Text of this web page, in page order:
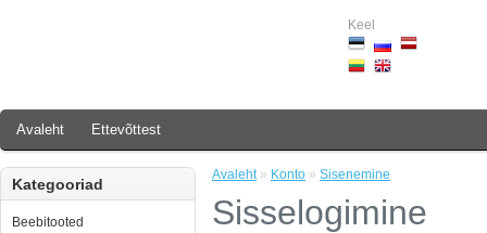
Keel
Avaleht Ettevõttest
Kategooriad
Beebitooted
Avaleht» Konto » Sisenemine
Sisselogimine